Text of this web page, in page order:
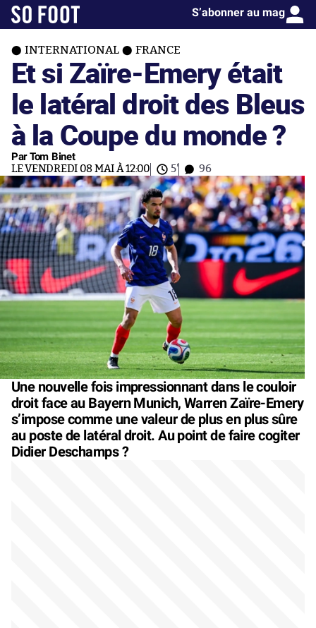
S’abonner au mag
INTERNATIONAL FRANCE
Et si Zaïre-Emery était
le latéral droit des Bleus
à la Coupe du monde ?
Par Tom Binet
LE VENDREDI 08 MAI À 12:00 5' 96
Une nouvelle fois impressionnant dans le couloir
droit face au Bayern Munich, Warren Zaïre-Emery
s’impose comme une valeur de plus en plus sûre
au poste de latéral droit. Au point de faire cogiter
Didier Deschamps ?